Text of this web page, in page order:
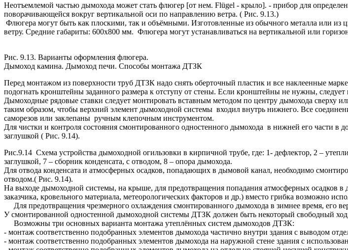
Неотъемлемой частью дымохода может стать флюгер [от нем. Flügel - крыло]. - прибор для
поворачивающейся вокруг вертикальной оси по направлению ветра. ( Рис. 9.13.)
Флюгера могут быть как плоскими, так и объёмными. Изготовленные из обычного металла или
ветру. Средние габариты: 600х800 мм. Флюгера могут устанавливаться на вертикальной или
Рис. 9.13. Варианты оформления флюгера.
Дымоход камина. Дымоход печи. Способы монтажа ДТЗК
Перед монтажом из поверхности труб ДТЗК надо снять оберточный пластик и все наклеенные
подогнать кронштейны заданного размера к отступу от стены. Если кронштейны не нужны,
Дымоходные рядовые ставки следует монтировать вставным методом по центру дымохода
таким образом, чтобы верхний элемент дымоходной системы входил внутрь нижнего. Все
саморезов или заклепаны ручным клепочным инструментом.
Для чистки и контроля состояния смонтированного одностенного дымохода в нижней его части в
заглушкой ( Рис. 9.14).
Рис.9.14 Схема устройства дымоходной огильзовки в кирпичной трубе, где: 1- дефлектор, 2 –
заглушкой, 7 – сборник конденсата, с отводом, 8 – опора дымохода.
Для отвода конденсата и атмосферных осадков, попадающих в дымовой канал, необходимо
отводом.( Рис. 9.14).
На выходе дымоходной системы, на крыше, для предотвращения попадания атмосферных осадков
заказчика, кровельного материала, метеорологических факторов и др.) вместо грибка возможно
Для предотвращения чрезмерного охлаждения смонтированного дымохода в зимнее время, его
У смонтированной одностенной дымоходной системы ДТЗК должен быть некоторый свободный
Возможны три основных варианта монтажа утеплённых систем дымоходов ДТЗК:
- монтаж соответственно подобранных элементов дымохода частично внутри здания с выводом
- монтаж соответственно подобранных элементов дымохода на наружной стене здания с